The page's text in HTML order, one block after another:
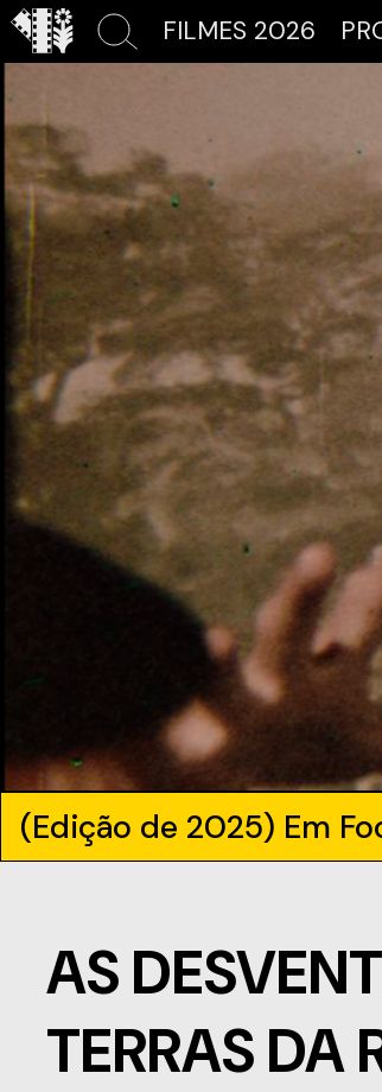
FILMES 2026
(Edição de 2025) Em
AS
TERRAS DA